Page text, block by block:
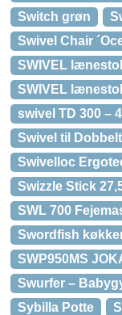
Switch grøn
Swivel Chair
SWIVEL
SWIVEL
swivel TD 300 –
Swivel til
Swivelloc
Swizzle Stick
SWL 700
Swordfish
SWP950MS
Swurfer –
Sybilla Potte